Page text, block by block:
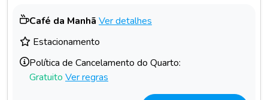
Café da Manhã Ver detalhes
Estacionamento
Política de Cancelamento do Quarto:
Gratuito Ver regras